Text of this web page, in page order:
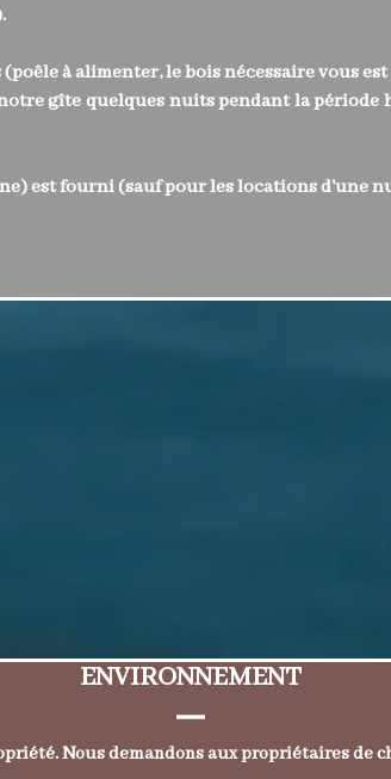
à alimenter, le bois nécessaire vous
gîte quelques nuits pendant la période
est fourni (sauf pour les locations d'une
ENVIRONNEMENT
Nous demandons aux propriétaires de